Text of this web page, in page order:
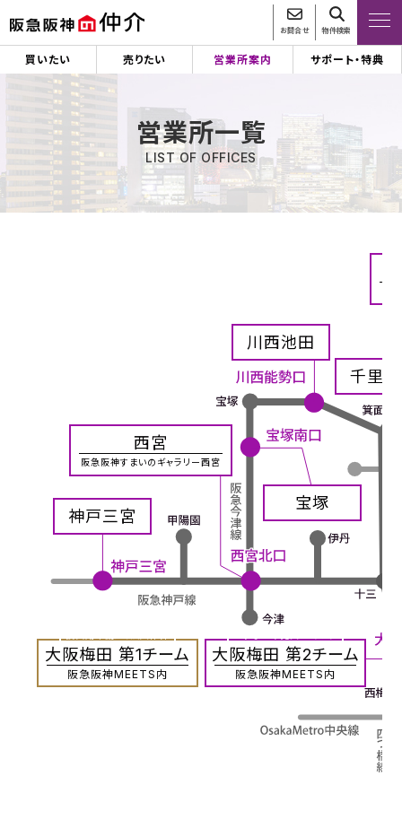
お問合せ 物件検索
買いたい 売りたい 営業所案内 サポート・特典
営業所一覧
LIST OF OFFICES
大阪梅田 第2チーム
阪急阪神MEETS内
千里
大阪梅田 第1チーム
阪急阪神MEETS内
神戸三宮
西宮
阪急阪神すまいのギャラリー西宮
宝塚
川西池田